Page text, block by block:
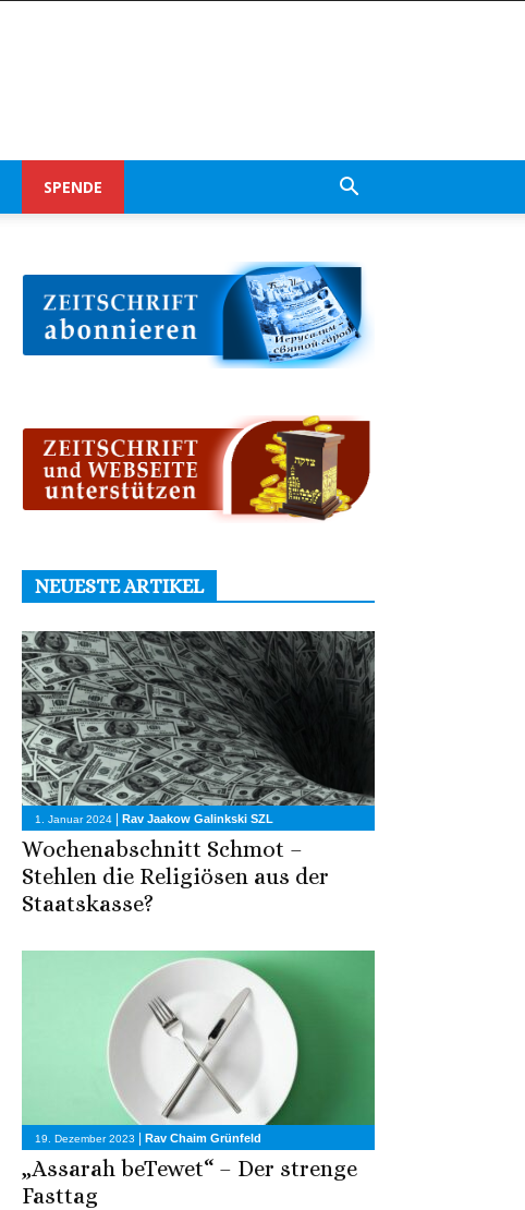
SPENDE
NEUESTE ARTIKEL
1. Januar 2024 | Rav Jaakow Galinkski SZL
Wochenabschnitt Schmot –
Stehlen die Religiösen aus der
Staatskasse?
19. Dezember 2023 | Rav Chaim Grünfeld
„Assarah beTewet“ – Der strenge
Fasttag